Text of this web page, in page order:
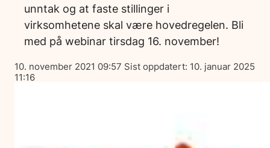
unntak og at faste stillinger i
virksomhetene skal være hovedregelen. Bli
med på webinar tirsdag 16. november!
Lagt
ut
på
10. november 2021 09:57 Sist oppdatert: 10. januar 2025
11:16